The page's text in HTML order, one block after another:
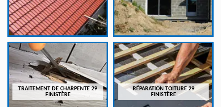
TRAITEMENT DE CHARPENTE 29
FINISTÈRE
RÉPARATION TOITURE 29
FINISTÈRE